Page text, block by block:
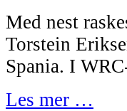
Med nest
Torstein
Spania. I
Les mer …